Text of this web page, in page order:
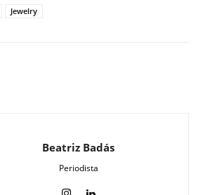
Jewelry
Beatriz Badás
Periodista